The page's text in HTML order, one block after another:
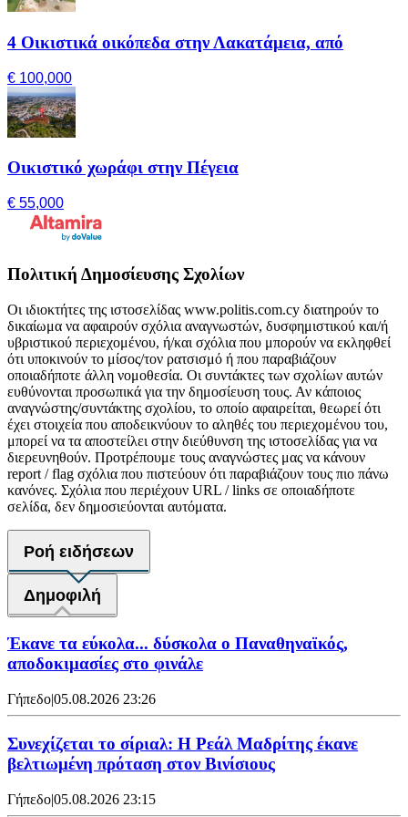
4 Οικιστικά οικόπεδα στην Λακατάμεια, από
€ 100,000
Οικιστικό χωράφι στην Πέγεια
€ 55,000
Πολιτική Δημοσίευσης Σχολίων
Οι ιδιοκτήτες της ιστοσελίδας www.politis.com.cy διατηρούν το
δικαίωμα να αφαιρούν σχόλια αναγνωστών, δυσφημιστικού και/ή
υβριστικού περιεχομένου, ή/και σχόλια που μπορούν να εκληφθεί
ότι υποκινούν το μίσος/τον ρατσισμό ή που παραβιάζουν
οποιαδήποτε άλλη νομοθεσία. Οι συντάκτες των σχολίων αυτών
ευθύνονται προσωπικά για την δημοσίευση τους. Αν κάποιος
αναγνώστης/συντάκτης σχολίου, το οποίο αφαιρείται, θεωρεί ότι
έχει στοιχεία που αποδεικνύουν το αληθές του περιεχομένου του,
μπορεί να τα αποστείλει στην διεύθυνση της ιστοσελίδας για να
διερευνηθούν. Προτρέπουμε τους αναγνώστες μας να κάνουν
report / flag σχόλια που πιστεύουν ότι παραβιάζουν τους πιο πάνω
κανόνες. Σχόλια που περιέχουν URL / links σε οποιαδήποτε
σελίδα, δεν δημοσιεύονται αυτόματα.
Ροή ειδήσεων
Δημοφιλή
Έκανε τα εύκολα... δύσκολα ο Παναθηναϊκός,
αποδοκιμασίες στο φινάλε
Γήπεδο|05.08.2026 23:26
Συνεχίζεται το σίριαλ: Η Ρεάλ Μαδρίτης έκανε
βελτιωμένη πρόταση στον Βινίσιους
Γήπεδο|05.08.2026 23:15